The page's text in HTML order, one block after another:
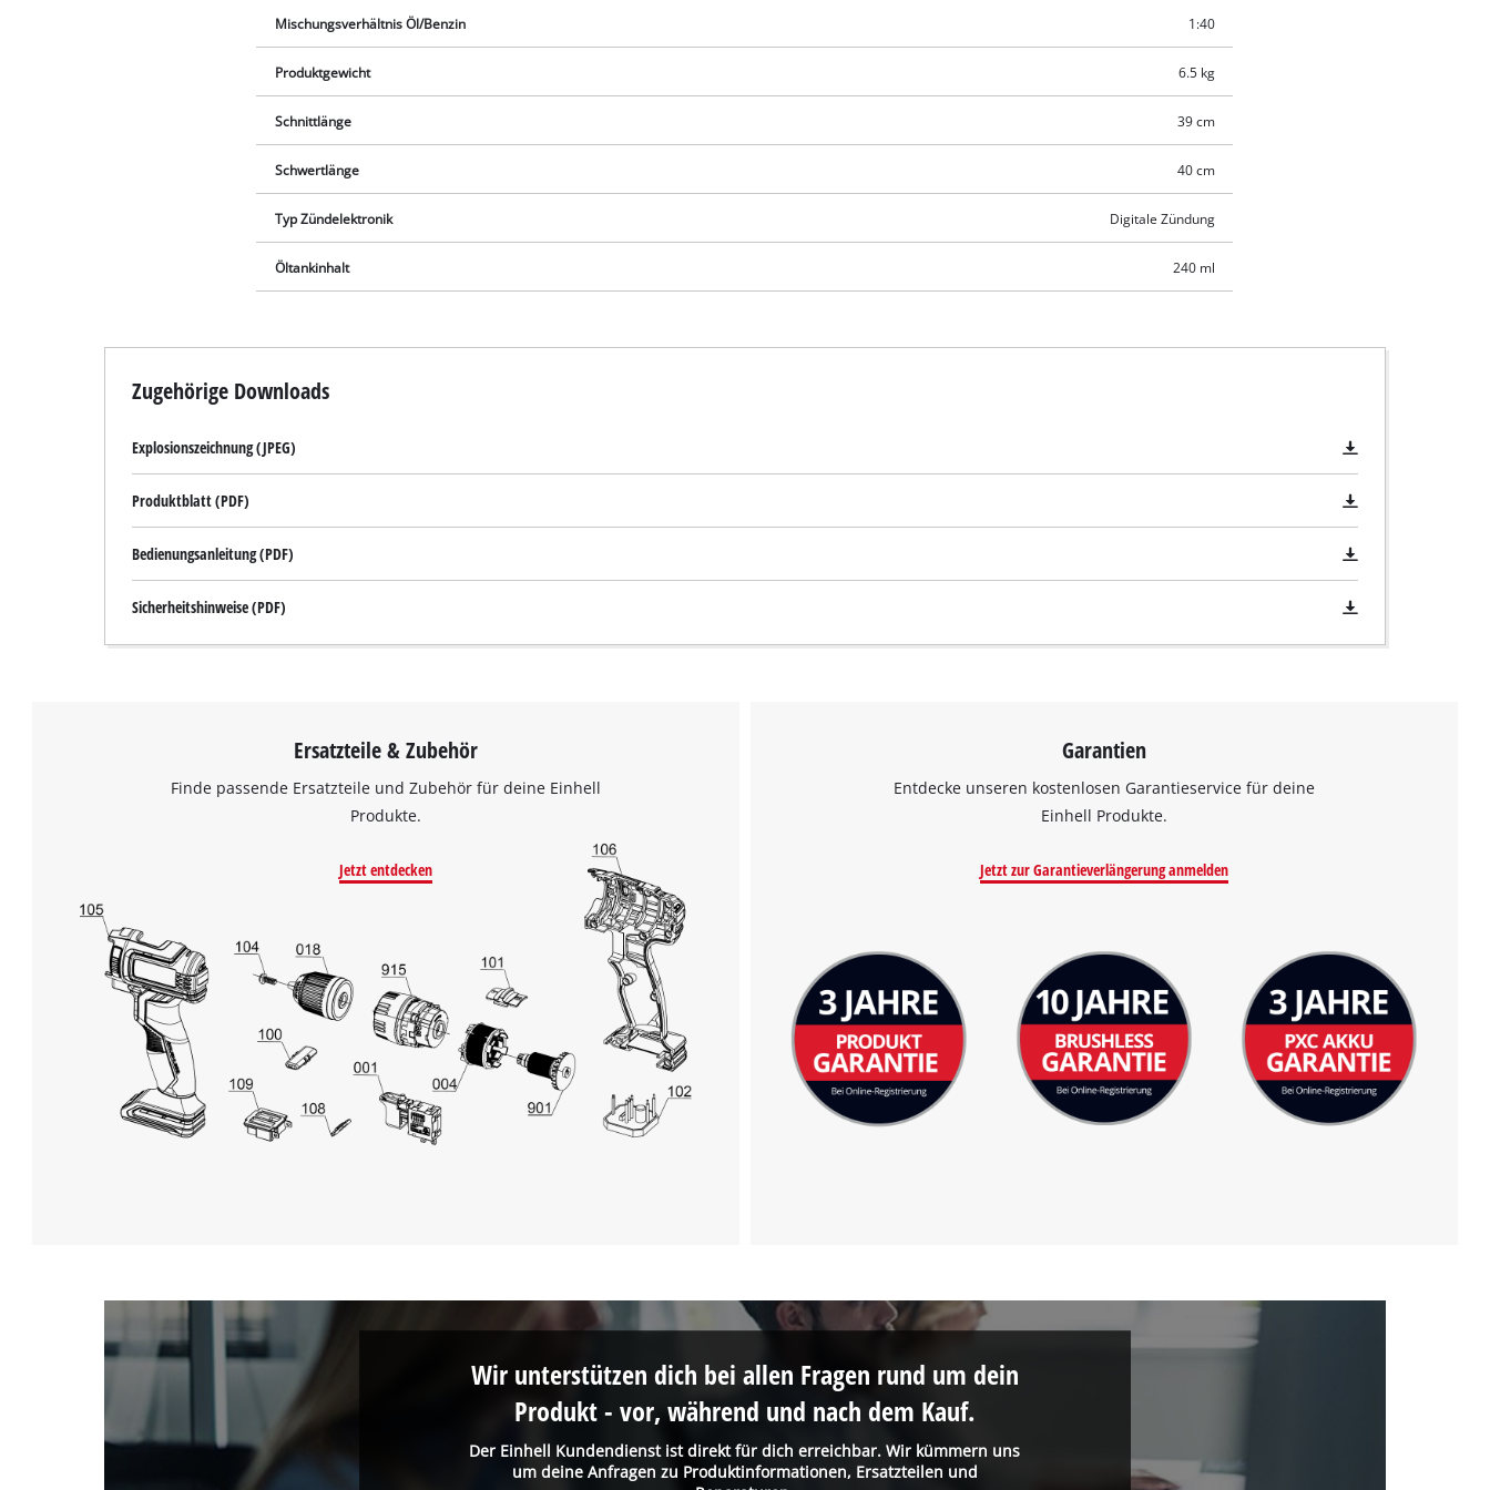
Powered byUsercentrics Consent
Mischungsverhältnis Öl/Benzin 1:40
Produktgewicht 6.5 kg
Schnittlänge 39 cm
Schwertlänge 40 cm
Typ Zündelektronik Digitale Zündung
Öltankinhalt 240 ml
Zugehörige Downloads
Explosionszeichnung (JPEG)
Produktblatt (PDF)
Bedienungsanleitung (PDF)
Sicherheitshinweise (PDF)
Ersatzteile & Zubehör
Finde passende Ersatzteile und Zubehör für deine Einhell
Produkte.
Jetzt entdecken
Garantien
Entdecke unseren kostenlosen Garantieservice für deine
Einhell Produkte.
Jetzt zur Garantieverlängerung anmelden
Der Einhell Kundendienst ist direkt für dich erreichbar. Wir kümmern uns
um deine Anfragen zu Produktinformationen, Ersatzteilen und
Wir unterstützen dich bei allen Fragen rund um dein
Produkt - vor, während und nach dem Kauf.